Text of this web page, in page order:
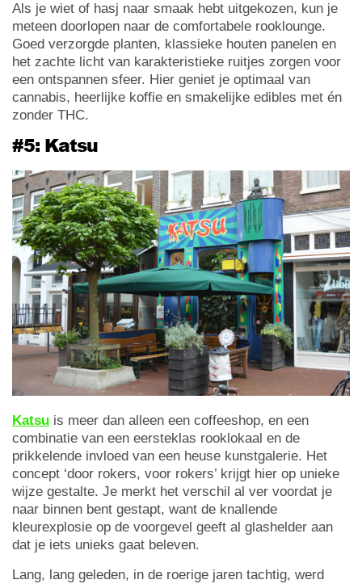
Als je wiet of hasj naar smaak hebt uitgekozen, kun je
meteen doorlopen naar de comfortabele rooklounge.
Goed verzorgde planten, klassieke houten panelen en
het zachte licht van karakteristieke ruitjes zorgen voor
een ontspannen sfeer. Hier geniet je optimaal van
cannabis, heerlijke koffie en smakelijke edibles met én
zonder THC.
#5: Katsu
Katsu is meer dan alleen een coffeeshop, en een
combinatie van een eersteklas rooklokaal en de
prikkelende invloed van een heuse kunstgalerie. Het
concept ‘door rokers, voor rokers’ krijgt hier op unieke
wijze gestalte. Je merkt het verschil al ver voordat je
naar binnen bent gestapt, want de knallende
kleurexplosie op de voorgevel geeft al glashelder aan
dat je iets unieks gaat beleven.
Lang, lang geleden, in de roerige jaren tachtig, werd